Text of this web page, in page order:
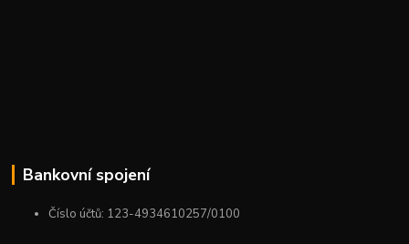
Bankovní spojení
Číslo účtů: 123-4934610257/0100